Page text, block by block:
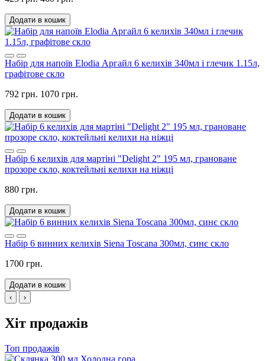
Додати в кошик
Набір для напоїв Elodia Аргайл 6 келихів 340мл і глечик 1.15л,
графітове скло
792 грн. 1070 грн.
Додати в кошик
Набір 6 келихів для мартіні "Delight 2" 195 мл, грановане
прозоре скло, коктейльні келихи на ніжці
880 грн.
Додати в кошик
Набір 6 винних келихів Siena Toscana 300мл, синє скло
1700 грн.
Додати в кошик
‹
›
Хіт продажів
Топ продажів